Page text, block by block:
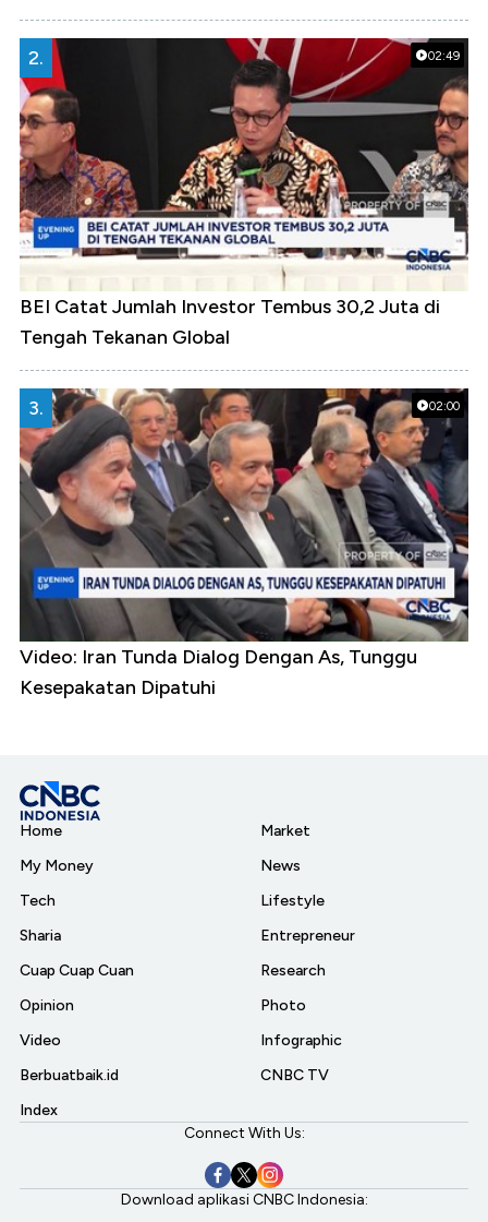
02:49
2.
BEI Catat Jumlah Investor Tembus 30,2 Juta di
Tengah Tekanan Global
02:00
3.
Video: Iran Tunda Dialog Dengan As, Tunggu
Kesepakatan Dipatuhi
Home
My Money
Tech
Sharia
Cuap Cuap Cuan
Opinion
Video
Berbuatbaik.id
Index
Market
News
Lifestyle
Entrepreneur
Research
Photo
Infographic
CNBC TV
Connect With Us:
Download aplikasi CNBC Indonesia: